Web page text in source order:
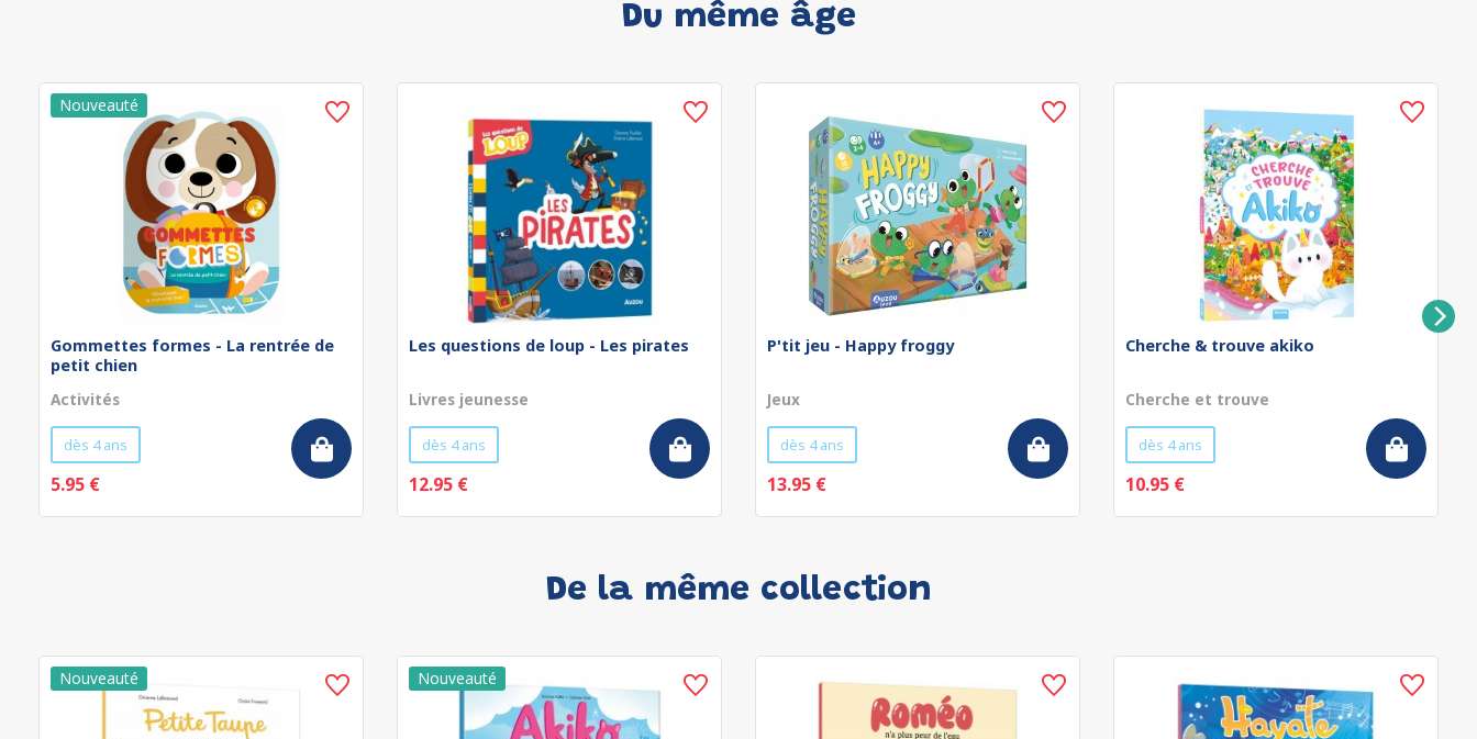
Du même âge
Gommettes formes - La rentrée de
petit chien
Activités
dès 4 ans
5.95 €
Les questions de loup - Les pirates
Livres jeunesse
dès 4 ans
12.95 €
P'tit jeu - Happy froggy
Jeux
dès 4 ans
13.95 €
Cherche & trouve akiko
Cherche et trouve
dès 4 ans
10.95 €
De la même collection